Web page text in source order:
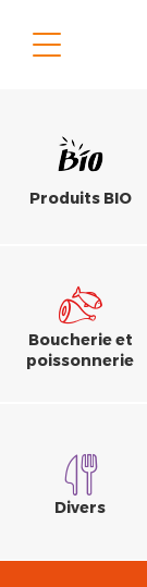
Produits BIO
Boucherie et
poissonnerie
Divers